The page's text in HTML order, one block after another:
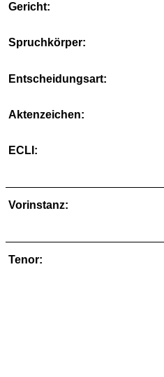
Gericht:
Spruchkörper:
Entscheidungsart:
Aktenzeichen:
ECLI:
Vorinstanz:
Tenor: